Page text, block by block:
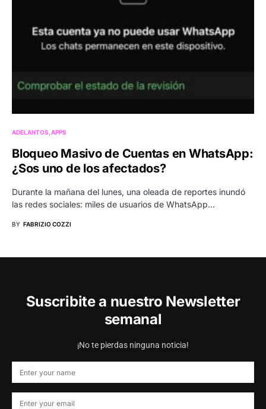
ADELANTOS APPS
Bloqueo Masivo de Cuentas en WhatsApp:
¿Sos uno de los afectados?
Durante la mañana del lunes, una oleada de reportes inundó
las redes sociales: miles de usuarios de WhatsApp…
BY FABRIZIO COZZI
Suscribite a nuestro Newsletter
semanal
¡No te pierdas ninguna noticia!